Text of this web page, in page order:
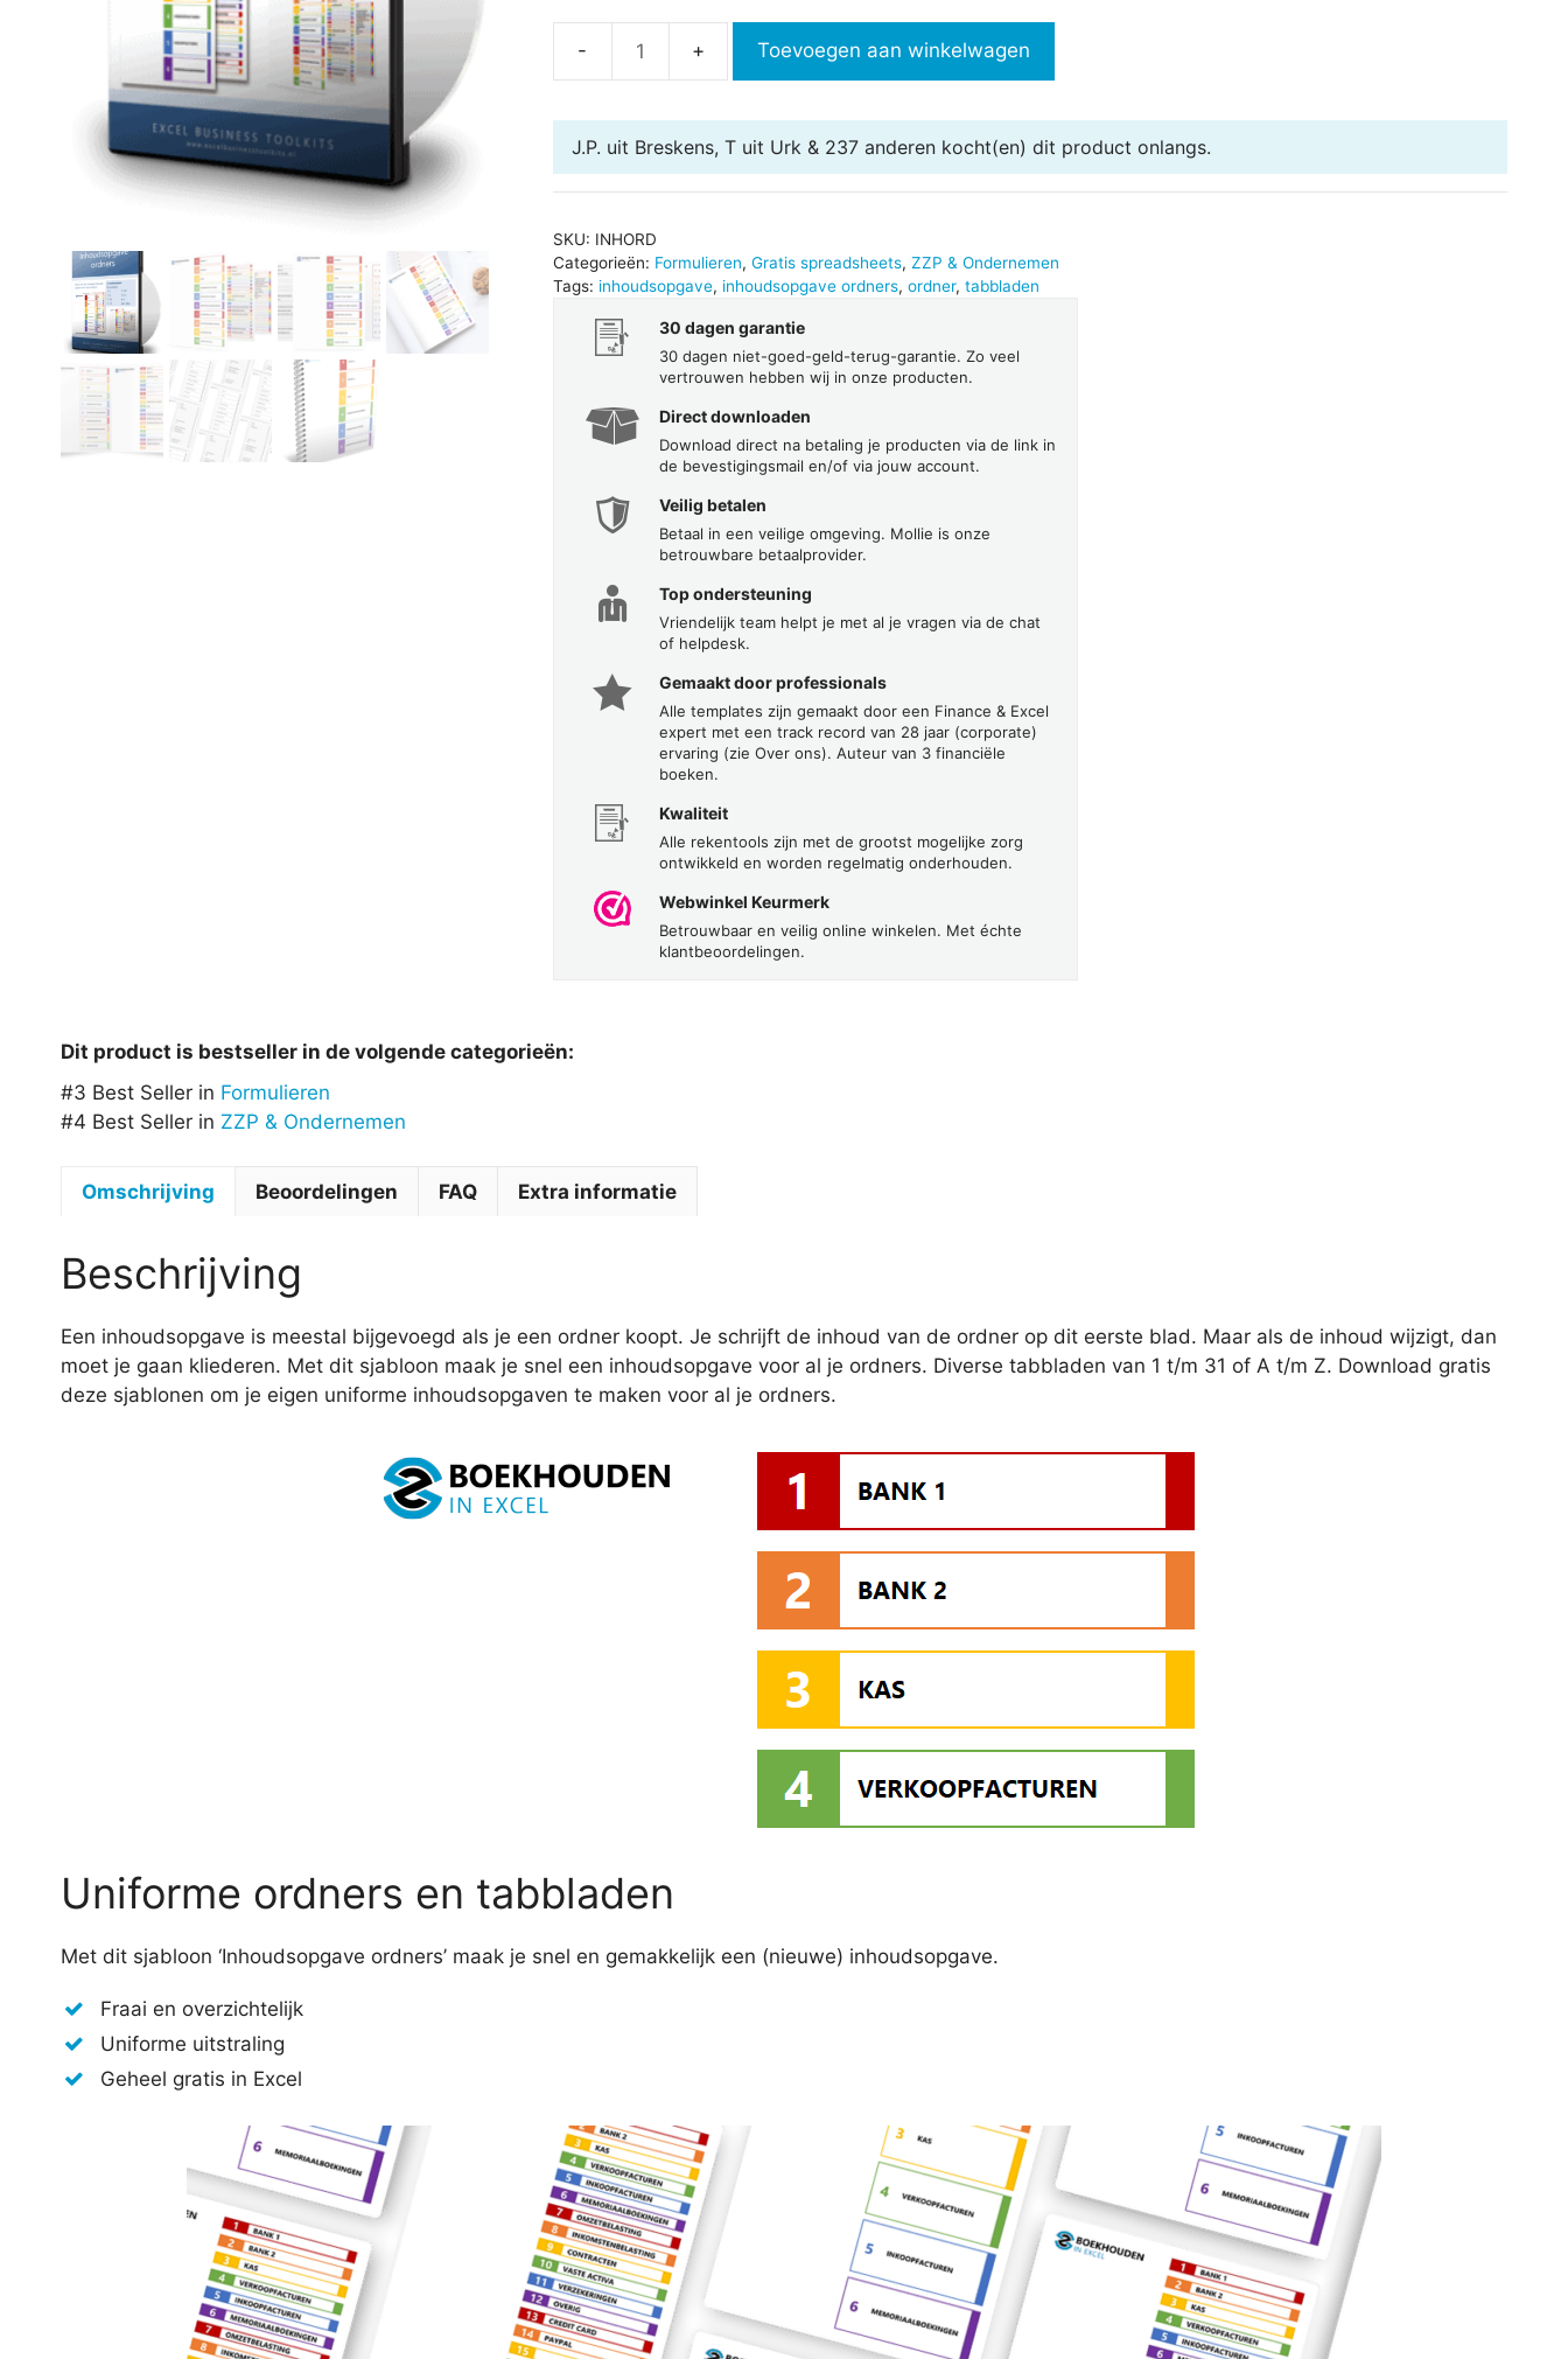
Inhoudsopgave
aantal
Toevoegen aan winkelwagen
J.P. uit Breskens, T uit Urk & 237 anderenkocht(en) dit product onlangs.
SKU: INHORD
Categorieën: Formulieren, Gratis spreadsheets, ZZP & Ondernemen
Tags: inhoudsopgave, inhoudsopgave ordners, ordner, tabbladen
30 dagen garantie
30 dagen niet-goed-geld-terug-garantie. Zo veel
vertrouwen hebben wij in onze producten.
Direct downloaden
Download direct na betaling je producten via de link in
de bevestigingsmail en/of via jouw account.
Veilig betalen
Betaal in een veilige omgeving. Mollie is onze
betrouwbare betaalprovider.
Top ondersteuning
Vriendelijk team helpt je met al je vragen via de chat
of helpdesk.
Gemaakt door professionals
Alle templates zijn gemaakt door een Finance & Excel
expert met een track record van 28 jaar (corporate)
ervaring (zie Over ons). Auteur van 3 financiële
boeken.
Kwaliteit
Alle rekentools zijn met de grootst mogelijke zorg
ontwikkeld en worden regelmatig onderhouden.
Webwinkel Keurmerk
Betrouwbaar en veilig online winkelen. Met échte
klantbeoordelingen.
Dit product is bestseller in de volgende categorieën:
#3 Best Seller in Formulieren
#4 Best Seller in ZZP & Ondernemen
Omschrijving Beoordelingen FAQ Extra informatie
Beschrijving
Een inhoudsopgave is meestal bijgevoegd als je een ordner koopt. Je schrijft de inhoud van de ordner op dit eerste blad. Maar als de inhoud wijzigt, dan
moet je gaan kliederen. Met dit sjabloon maak je snel een inhoudsopgave voor al je ordners. Diverse tabbladen van 1 t/m 31 of A t/m Z. Download gratis
deze sjablonen om je eigen uniforme inhoudsopgaven te maken voor al je ordners.
Uniforme ordners en tabbladen
Met dit sjabloon ‘Inhoudsopgave ordners’ maak je snel en gemakkelijk een (nieuwe) inhoudsopgave.
Fraai en overzichtelijk
Uniforme uitstraling
Geheel gratis in Excel